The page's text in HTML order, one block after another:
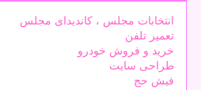
انتخابات مجلس ، کاندیدای مجلس
تعمیر تلفن
خرید و فروش خودرو
طراحی سایت
فیش حج